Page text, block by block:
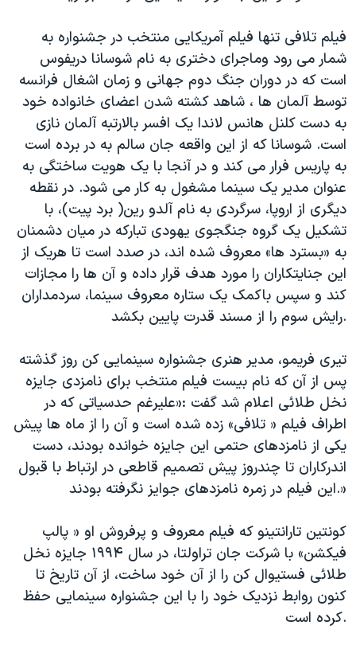
حقوق شهروندی
اقتصادی
علم و فناوری
اسرائیل در جنگ
گالری عکس
آرشیو پخش زنده
انتخابات ریاست جمهوری آمریکا ۲۰۲۴
حمله جمهوری اسلامی به اسرائیل
رمز مهسا
ورزش زنان در ایران
اعتراضات زن، زندگی، آزادی
مجموعه مستندهای دادخواهی
تریبونال مردمی آبان ۹۸
دادگاه حمید نوری
چهل سال گروگان‌گیری
قانون شفافیت دارائی کادر رهبری ایران
اعتراضات مردمی آبان ۹۸
اسرائیل در جنگ
نرگس محمدی برنده جایزه نوبل صلح
همایش محافظه‌کاران آمریکا «سی‌پک»
صفحه‌های ویژه
سفر پرزیدنت ترامپ به چین
زبانهای مختلف
فیلم تلافی تنها فیلم آمریکایی منتخب در جشنواره به
شمار می رود وماجرای دختری به نام شوسانا دریفوس
است که در دوران جنگ دوم جهانی و زمان اشغال فرانسه
توسط آلمان ها ، شاهد کشته شدن اعضای خانواده خود
به دست کلنل هانس لاندا یک افسر بالارتبه آلمان نازی
است. شوسانا که از این واقعه جان سالم به در برده است
به پاریس فرار می کند و در آنجا با یک هویت ساختگی به
عنوان مدیر یک سینما مشغول به کار می شود. در نقطه
دیگری از اروپا، سرگردی به نام آلدو رین( برد پیت)، با
تشکیل یک گروه جنگجوی یهودی تبارکه در میان دشمنان
به «بسترد ها» معروف شده اند، در صدد است تا هریک از
این جنایتکاران را مورد هدف قرار داده و آن ها را مجازات
کند و سپس باکمک یک ستاره معروف سینما، سردمداران
رایش سوم را از مسند قدرت پایین بکشد.
تیری فریمو، مدیر هنری جشنواره سینمایی کن روز گذشته
پس از آن که نام بیست فیلم منتخب برای نامزدی جایزه
نخل طلائی اعلام شد گفت :«علیرغم حدسیاتی که در
اطراف فیلم « تلافی» زده شده است و آن را از ماه ها پیش
یکی از نامزدهای حتمی این جایزه خوانده بودند، دست
اندرکاران تا چندروز پیش تصمیم قاطعی در ارتباط با قبول
این فیلم در زمره نامزدهای جوایز نگرفته بودند.»
کونتین تارانتینو که فیلم معروف و پرفروش او « پالپ
فیکشن» با شرکت جان تراولتا، در سال ۱۹۹۴ جایزه نخل
طلائی فستیوال کن را از آن خود ساخت، از آن تاریخ تا
کنون روابط نزدیک خود را با این جشنواره سینمایی حفظ
کرده است.